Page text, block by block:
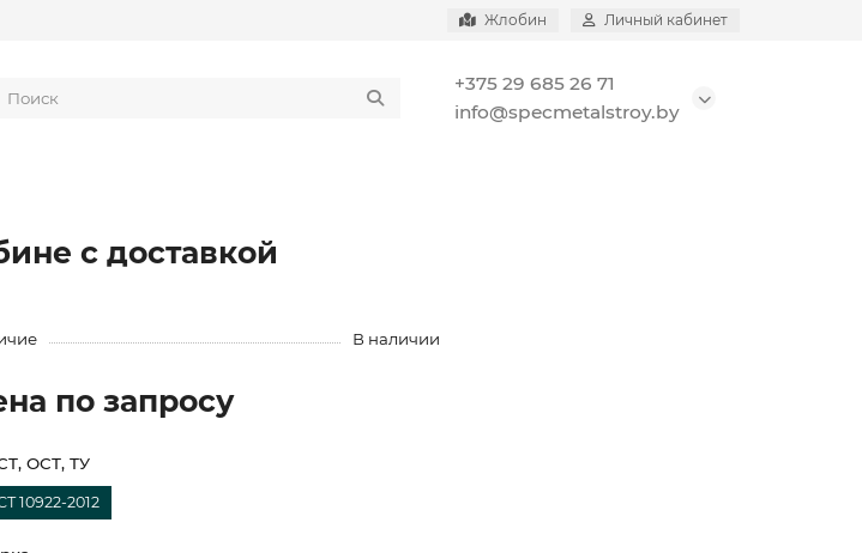
Жлобин Личный кабинет
+375 29 685 26 71
info@specmetalstroy.by
с доставкой
В наличии
по запросу
ОСТ, ТУ
10922-2012